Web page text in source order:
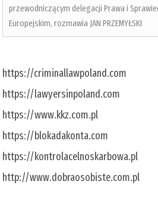
przewodniczącym delegacji Prawa i
Europejskim, rozmawia JAN PRZEMYŁSKI
https://criminallawpoland.com
https://lawyersinpoland.com
https://www.kkz.com.pl
https://blokadakonta.com
https://kontrolacelnoskarbowa.pl
http://www.dobraosobiste.com.pl